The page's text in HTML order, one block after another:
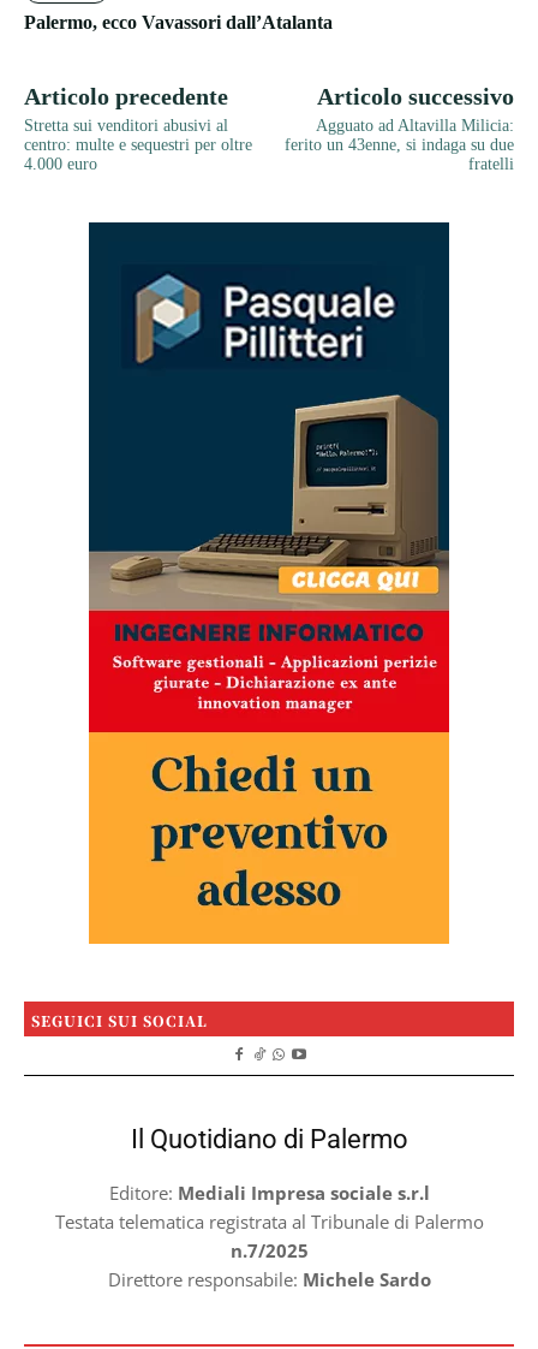
Palermo, ecco Vavassori dall’Atalanta
Articolo precedente
Stretta sui venditori abusivi al
centro: multe e sequestri per oltre
4.000 euro
Articolo successivo
Agguato ad Altavilla Milicia:
ferito un 43enne, si indaga su due
fratelli
SEGUICI SUI SOCIAL
Il Quotidiano di Palermo
Editore: Mediali Impresa sociale s.r.l
Testata telematica registrata al Tribunale di Palermo
n.7/2025
Direttore responsabile: Michele Sardo